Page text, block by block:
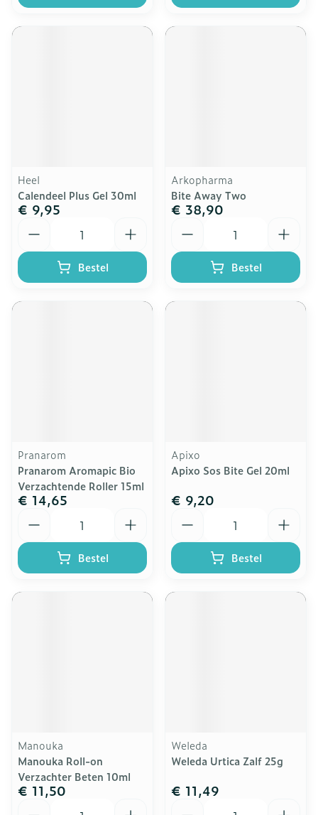
Heel
Calendeel Plus Gel 30ml
€ 9,95
Bestel
Arkopharma
Bite Away Two
€ 38,90
Bestel
Pranarom
Pranarom Aromapic Bio
Verzachtende Roller 15ml
€ 14,65
Bestel
Apixo
Apixo Sos Bite Gel 20ml
€ 9,20
Bestel
Manouka
Manouka Roll-on
Verzachter Beten 10ml
€ 11,50
Weleda
Weleda Urtica Zalf 25g
€ 11,49